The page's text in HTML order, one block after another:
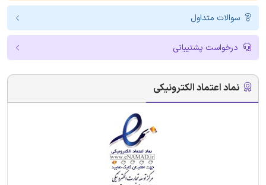
سوالات متداول
درخواست پشتیبانی
نماد اعتماد الکترونیکی